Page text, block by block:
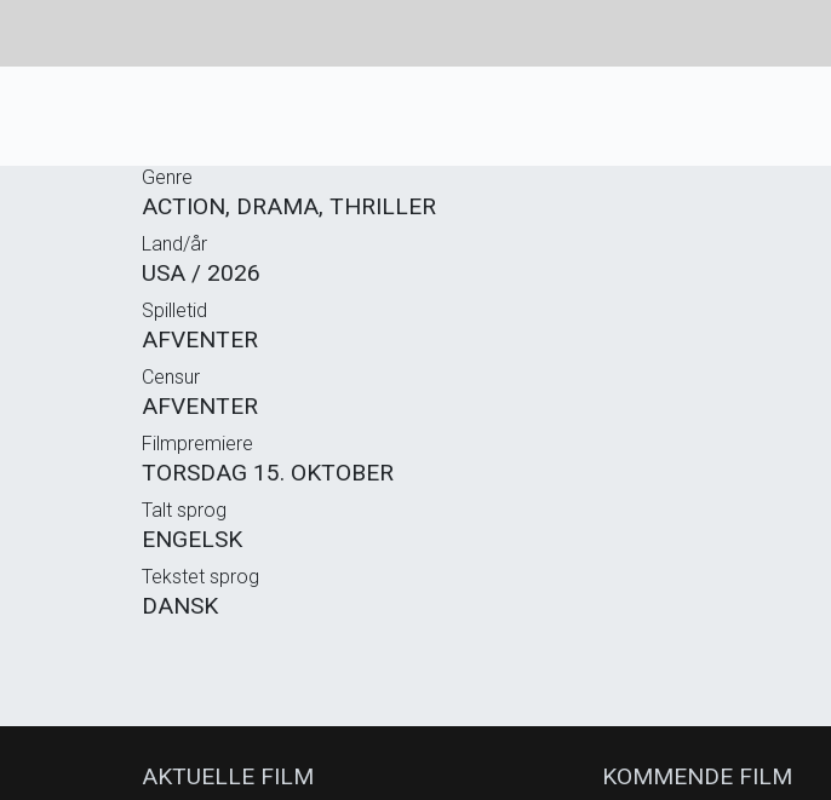
Genre
ACTION, DRAMA, THRILLER
Land/år
USA / 2026
Spilletid
AFVENTER
Censur
AFVENTER
Filmpremiere
TORSDAG 15. OKTOBER
Talt sprog
ENGELSK
Tekstet sprog
DANSK
AKTUELLE FILM KOMMENDE FILM